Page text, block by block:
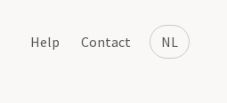
NL
Help Contact